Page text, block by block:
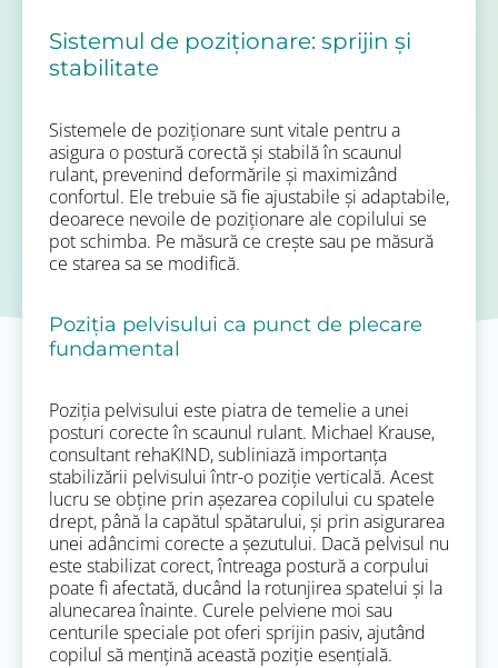
Sistemul de poziționare: sprijin și
stabilitate
Sistemele de poziționare sunt vitale pentru a
asigura o postură corectă și stabilă în scaunul
rulant, prevenind deformările și maximizând
confortul. Ele trebuie să fie ajustabile și adaptabile,
deoarece nevoile de poziționare ale copilului se
pot schimba. Pe măsură ce crește sau pe măsură
ce starea sa se modifică.
Poziția pelvisului ca punct de plecare
fundamental
Poziția pelvisului este piatra de temelie a unei
posturi corecte în scaunul rulant. Michael Krause,
consultant rehaKIND, subliniază importanța
stabilizării pelvisului într-o poziție verticală. Acest
lucru se obține prin așezarea copilului cu spatele
drept, până la capătul spătarului, și prin asigurarea
unei adâncimi corecte a șezutului. Dacă pelvisul nu
este stabilizat corect, întreaga postură a corpului
poate fi afectată, ducând la rotunjirea spatelui și la
alunecarea înainte. Curele pelviene moi sau
centurile speciale pot oferi sprijin pasiv, ajutând
copilul să mențină această poziție esențială.